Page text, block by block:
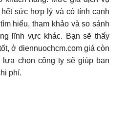
sức hợp lý và có tính cạnh
hiểu, tham khảo và so sánh
lĩnh vực khác. Bạn sẽ thấy
ở diennuochcm.com giá còn
lựa chọn công ty sẽ giúp bạn
phí.